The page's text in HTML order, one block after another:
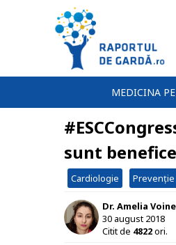
MEDICINA
sunt
Cardiologie Prevenție
Dr. Amelia
30 august 2018
Citit de 4822ori.